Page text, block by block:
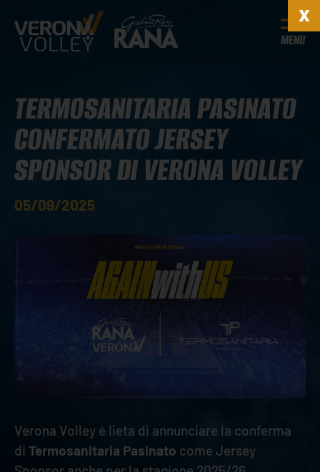
MENU
TERMOSANITARIA PASINATO
CONFERMATO JERSEY
SPONSOR DI VERONA VOLLEY
05/09/2025
Verona Volley è lieta di annunciare la conferma
di Termosanitaria Pasinato come Jersey